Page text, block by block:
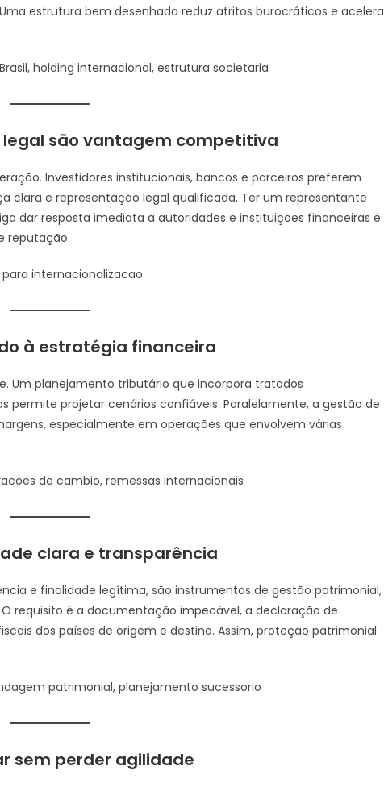
estrutura bem desenhada reduz atritos burocráticos e acelera
holding internacional, estrutura societaria
são vantagem competitiva
Investidores institucionais, bancos e parceiros preferem
clara e representação legal qualificada. Ter um representante
dar resposta imediata a autoridades e instituições financeiras é
reputação.
internacionalizacao
à estratégia financeira
Um planejamento tributário que incorpora tratados
permite projetar cenários confiáveis. Paralelamente, a gestão de
especialmente em operações que envolvem várias
de cambio, remessas internacionais
clara e transparência
e finalidade legítima, são instrumentos de gestão patrimonial,
requisito é a documentação impecável, a declaração de
dos países de origem e destino. Assim, proteção patrimonial
patrimonial, planejamento sucessorio
sem perder agilidade